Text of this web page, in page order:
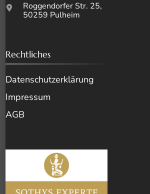
Roggendorfer Str. 25,
50259 Pulheim
Rechtliches
Datenschutz­erklärung
Impressum
AGB